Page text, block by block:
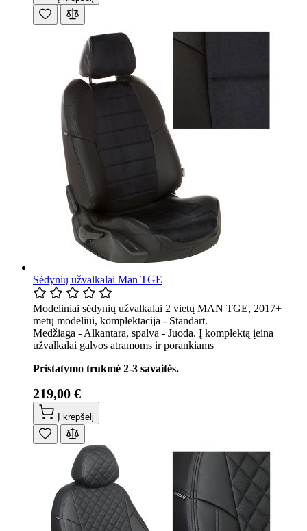
Sėdynių užvalkalai Man TGE
Modeliniai sėdynių užvalkalai 2 vietų MAN TGE, 2017+
metų modeliui, komplektacija - Standart.
Medžiaga - Alkantara, spalva - Juoda. Į komplektą įeina
užvalkalai galvos atramoms ir porankiams
Pristatymo trukmė 2-3 savaitės.
219,00 €
Į krepšelį